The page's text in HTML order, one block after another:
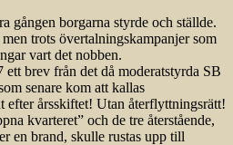
gången borgarna styrde och ställde.
trots övertalningskampanjer som
vart det nobben.
brev från det då moderatstyrda SB
senare kom att kallas
efter årsskiftet! Utan återflyttningsrätt!
kvarteret” och de tre återstående,
en brand, skulle rustas upp till